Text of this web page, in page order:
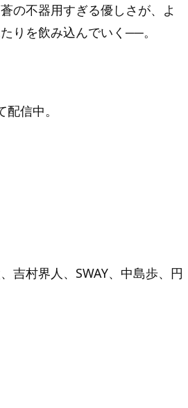
の不器用すぎる優しさが、よ
りを飲み込んでいく──。
信中。
吉村界人、SWAY、中島歩、円